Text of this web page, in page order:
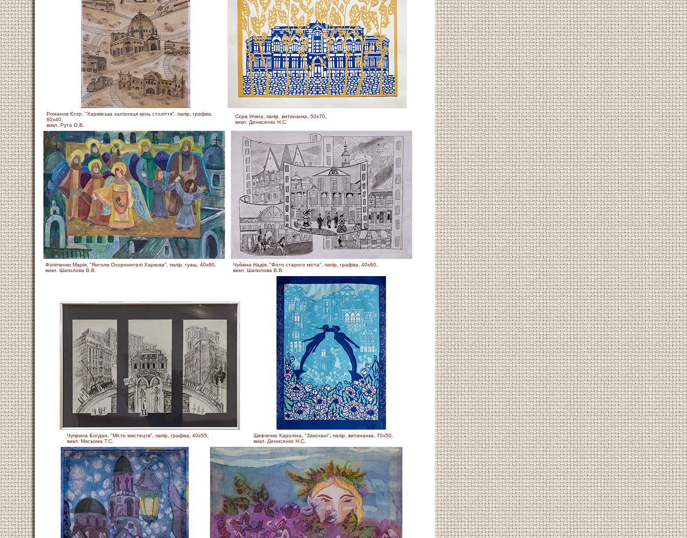
Романов Єгор, "Харківська залізниця крізь століття", папір, графіка,
60х40,
викл. Рута О.В.
Сєрік Уляна, папір. витинанка, 50х70,
викл. Денисенко Н.С.
Філіпченко Марія, "Янголи Охоронителі Харкова", папір, гуаш, 40х60,
викл. Шаполова В.В.
Чуйкіна Надія, "Фото старого міста", папір, графіка, 40х60,
викл. Шаполова В.В.
Чуприна Богдан, "Місто мистецтв", папір, графіка, 40х55,
викл. Масьома Т.С.
Шевченко Кароліна, "Закохані", папір. витинанка, 70х50,
викл. Денисенко Н.С.